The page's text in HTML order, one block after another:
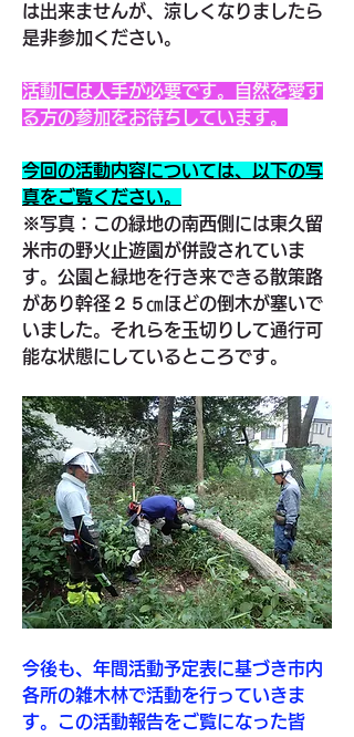
は出来ませんが、涼しくなりましたら
是非参加ください。
活動には人手が必要です。自然を愛す
る方の参加をお待ちしています。
今回の活動内容については、以下の写
真をご覧ください。
※写真：この緑地の南西側には東久留
米市の野火止遊園が併設されていま
す。公園と緑地を行き来できる散策路
があり幹径２５㎝ほどの倒木が塞いで
いました。それらを玉切りして通行可
能な状態にしているところです。
今後も、年間活動予定表に基づき市内
各所の雑木林で活動を行っていきま
す。この活動報告をご覧になった皆